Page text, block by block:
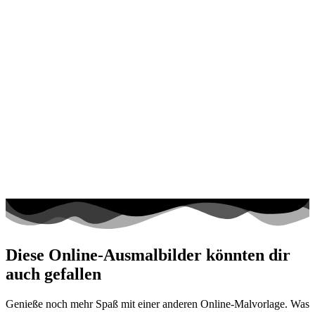
Diese Online-Ausmalbilder könnten dir
auch gefallen
Genieße noch mehr Spaß mit einer anderen Online-Malvorlage. Was